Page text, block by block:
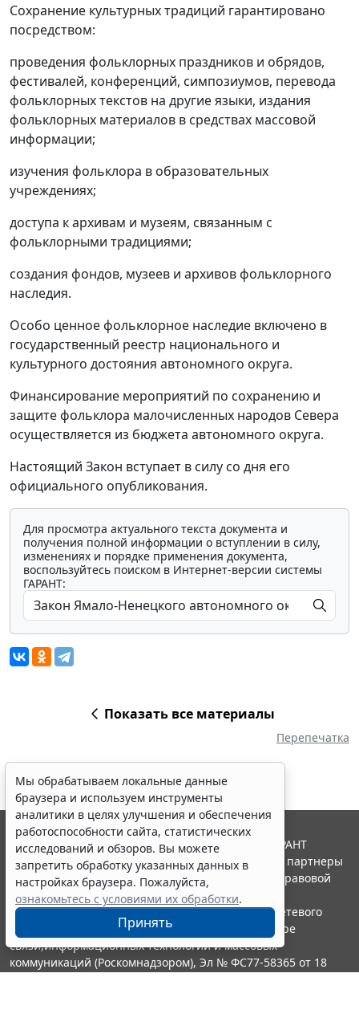
Сохранение культурных традиций гарантировано
посредством:
проведения фольклорных праздников и обрядов,
фестивалей, конференций, симпозиумов, перевода
фольклорных текстов на другие языки, издания
фольклорных материалов в средствах массовой
информации;
изучения фольклора в образовательных
учреждениях;
доступа к архивам и музеям, связанным с
фольклорными традициями;
создания фондов, музеев и архивов фольклорного
наследия.
Особо ценное фольклорное наследие включено в
государственный реестр национального и
культурного достояния автономного округа.
Финансирование мероприятий по сохранению и
защите фольклора малочисленных народов Севера
осуществляется из бюджета автономного округа.
Настоящий Закон вступает в силу со дня его
официального опубликования.
Для просмотра актуального текста документа и
получения полной информации о вступлении в силу,
изменениях и порядке применения документа,
воспользуйтесь поиском в Интернет-версии системы
ГАРАНТ:
Показать все материалы
Перепечатка
Мы обрабатываем локальные данные
браузера и используем инструменты
аналитики в целях улучшения и обеспечения
работоспособности сайта, статистических
исследований и обзоров. Вы можете
запретить обработку указанных данных в
настройках браузера. Пожалуйста,
ознакомьтесь с условиями их обработки.
Принять
© ООО "НПП "ГАРАНТ-СЕРВИС", 2026. Система ГАРАНТ
выпускается с 1990 года. Компания "Гарант" и ее партнеры
являются участниками Российской ассоциации правовой
информации ГАРАНТ.
Портал ГАРАНТ.РУ зарегистрирован в качестве сетевого
издания Федеральной службой по надзору в сфере
связи,информационных технологий и массовых
коммуникаций (Роскомнадзором), Эл № ФС77-58365 от 18